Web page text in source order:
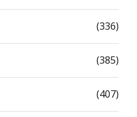
(336)
(385)
(407)